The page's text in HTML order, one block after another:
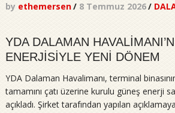
by ethemersen/ 8 Temmuz 2026/
YDA DALAMAN
ENERJİSİYLE YENİ DÖNEM
YDA Dalaman Havalimanı, terminal
tamamını çatı üzerine kurulu güneş enerji
açıkladı. Şirket tarafından yapılan